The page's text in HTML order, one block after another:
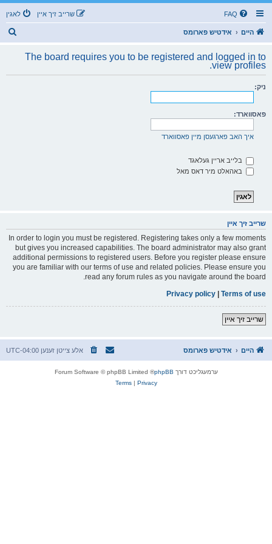
FAQ לאגין שרייב זיך איין
היים אידטיש פארומס
The board requires you to be registered and logged in to
view profiles.
ניק:
פאסווארד:
איך האב פארגעסן מיין פאסווארד
בלייב אריין געלאגד
באהאלט מיר דאס מאל
שרייב זיך איין
In order to login you must be registered. Registering takes only a few moments
but gives you increased capabilities. The board administrator may also grant
additional permissions to registered users. Before you register please ensure
you are familiar with our terms of use and related policies. Please ensure you
read any forum rules as you navigate around the board.
Terms of use
|
Privacy policy
שרייב זיך איין
היים אידטיש פארומס אלע צייטן זענען UTC-04:00
ערמעגליכט דורך phpBB
® Forum Software © phpBB Limited
Privacy
|
Terms